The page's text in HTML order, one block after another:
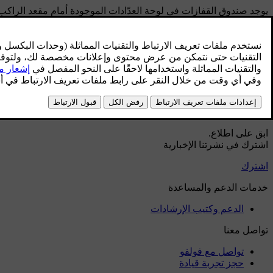
يوجد صندوق القفازات في لوحة العدّادات الموجودة أمام مقعد
هل ساعد هذا؟
نعم لا